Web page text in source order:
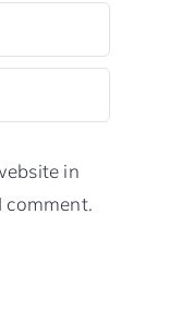
in
comment.